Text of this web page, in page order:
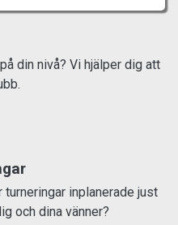
din nivå? Vi hjälper dig att
inplanerade just
och dina vänner?